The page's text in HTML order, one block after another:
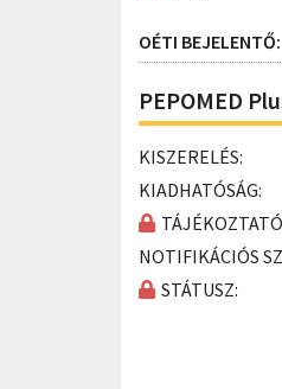
OÉTI BEJELENTŐ:
PEPOMED
KISZERELÉS:
KIADHATÓSÁG:
NOTIFIKÁCIÓS
STÁTUSZ: